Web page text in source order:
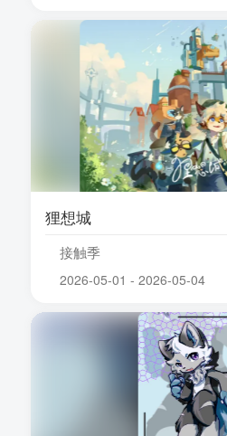
狸想城
接触季
2026-05-01 - 2026-05-04